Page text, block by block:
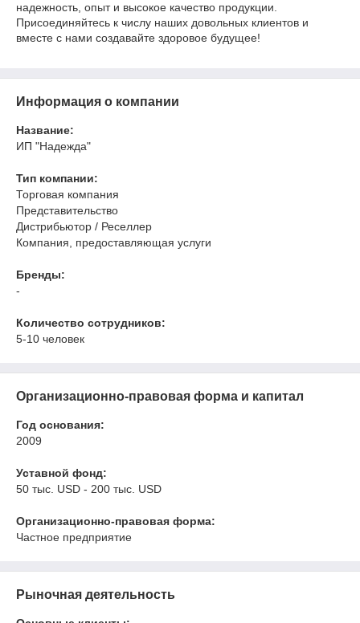
надежность, опыт и высокое качество продукции.
Присоединяйтесь к числу наших довольных клиентов и
вместе с нами создавайте здоровое будущее!
Информация о компании
Название:
ИП "Надежда"
Тип компании:
Торговая компания
Представительство
Дистрибьютор / Реселлер
Компания, предоставляющая услуги
Бренды:
-
Количество сотрудников:
5-10 человек
Организационно-правовая форма и капитал
Год основания:
2009
Уставной фонд:
50 тыс. USD - 200 тыс. USD
Организационно-правовая форма:
Частное предприятие
Рыночная деятельность